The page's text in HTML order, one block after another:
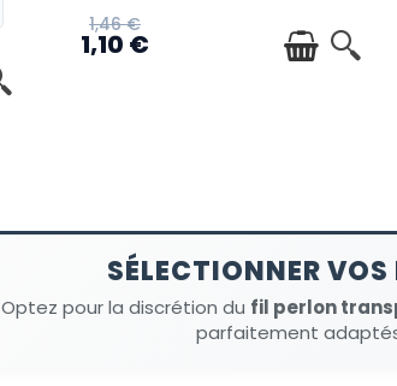
1,46 €
1,10 €
SÉLECTIONNER
Optez pour la discrétion du fil perlon
parfaitement